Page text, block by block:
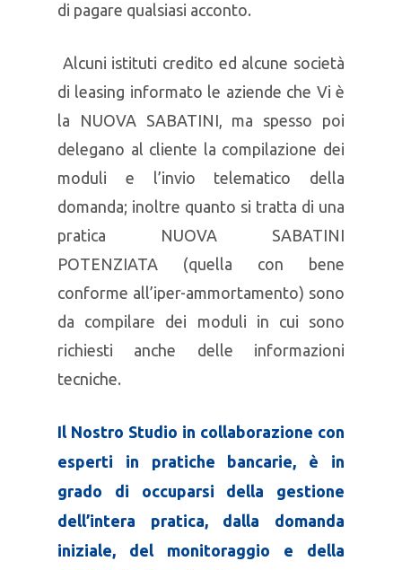
di pagare qualsiasi acconto.
Alcuni istituti credito ed alcune società
di leasing informato le aziende che Vi è
la NUOVA SABATINI, ma spesso poi
delegano al cliente la compilazione dei
moduli e l’invio telematico della
domanda; inoltre quanto si tratta di una
pratica NUOVA SABATINI
POTENZIATA (quella con bene
conforme all’iper-ammortamento) sono
da compilare dei moduli in cui sono
richiesti anche delle informazioni
tecniche.
Il Nostro Studio in collaborazione con
esperti in pratiche bancarie, è in
grado di occuparsi della gestione
dell’intera pratica, dalla domanda
iniziale, del monitoraggio e della